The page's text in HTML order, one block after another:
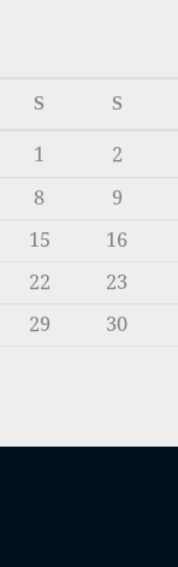
S
S
1
2
8
9
15
16
22
23
29
30